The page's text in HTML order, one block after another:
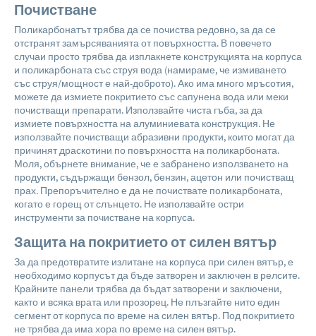
Почистване
Поликарбонатът трябва да се почиства редовно, за да се
отстранят замърсяванията от повърхността. В повечето
случаи просто трябва да изплакнете конструкцията на корпуса
и поликарбоната със струя вода (намираме, че измиването
със струя/мощност е най-доброто). Ако има много мръсотия,
можете да измиете покритието със сапунена вода или меки
почистващи препарати. Използвайте чиста гъба, за да
измиете повърхността на алуминиевата конструкция. Не
използвайте почистващи абразивни продукти, които могат да
причинят драскотини по повърхността на поликарбоната.
Моля, обърнете внимание, че е забранено използването на
продукти, съдържащи бензол, бензин, ацетон или почистващ
прах. Препоръчително е да не почиствате поликарбоната,
когато е горещ от слънцето. Не използвайте остри
инструменти за почистване на корпуса.
Защита на покритието от силен вятър
За да предотвратите излитане на корпуса при силен вятър, е
необходимо корпусът да бъде затворен и заключен в релсите.
Крайните панели трябва да бъдат затворени и заключени,
както и всяка врата или прозорец. Не плъзгайте нито един
сегмент от корпуса по време на силен вятър. Под покритието
не трябва да има хора по време на силен вятър.